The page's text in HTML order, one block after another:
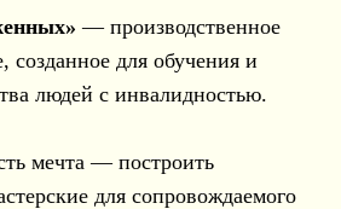
— производственное
созданное для обучения и
людей с инвалидностью.
мечта — построить
для сопровождаемого